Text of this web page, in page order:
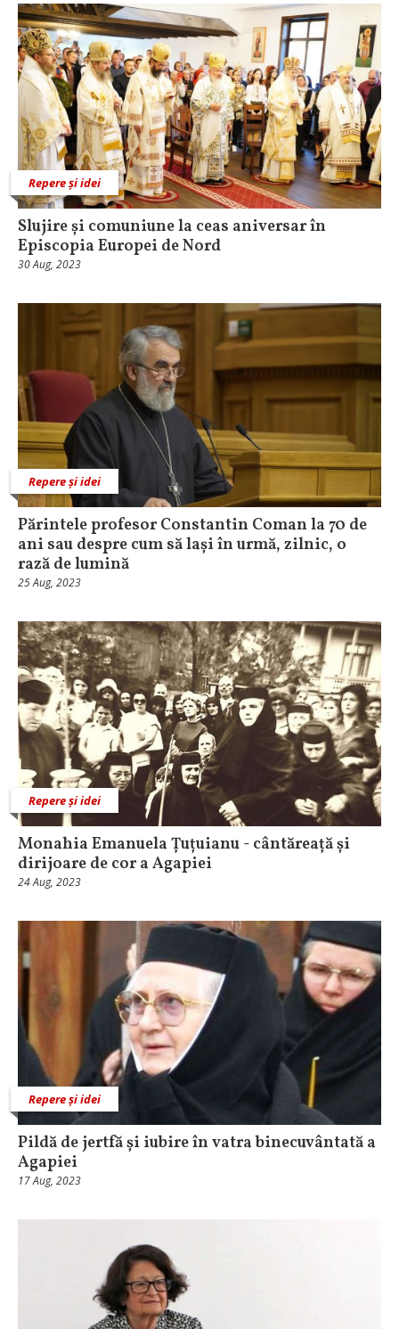
Repere și idei
Slujire și comuniune la ceas aniversar în
Episcopia Europei de Nord
30 Aug, 2023
Repere și idei
Părintele profesor Constantin Coman la 70 de
ani sau despre cum să lași în urmă, zilnic, o
rază de lumină
25 Aug, 2023
Repere și idei
Monahia Emanuela Țuțuianu - cântăreață și
dirijoare de cor a Agapiei
24 Aug, 2023
Repere și idei
Pildă de jertfă și iubire în vatra binecuvântată a
Agapiei
17 Aug, 2023